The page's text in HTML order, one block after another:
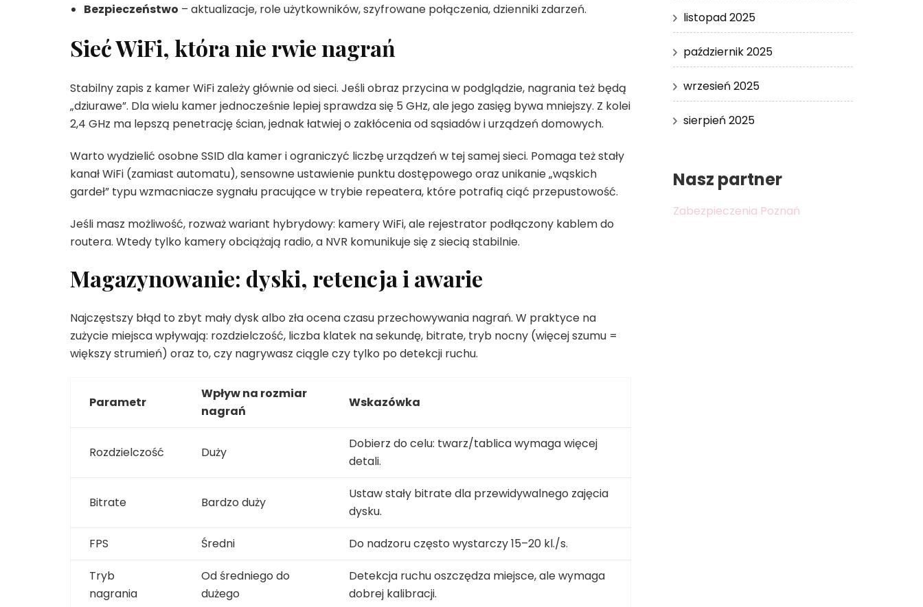
Bezpieczeństwo – aktualizacje, role użytkowników, szyfrowane połączenia, dzienniki zdarzeń.
Sieć WiFi, która nie rwie nagrań
Stabilny zapis z kamer WiFi zależy głównie od sieci. Jeśli obraz przycina w podglądzie, nagrania też będą
„dziurawe”. Dla wielu kamer jednocześnie lepiej sprawdza się 5 GHz, ale jego zasięg bywa mniejszy. Z kolei
2,4 GHz ma lepszą penetrację ścian, jednak łatwiej o zakłócenia od sąsiadów i urządzeń domowych.
Warto wydzielić osobne SSID dla kamer i ograniczyć liczbę urządzeń w tej samej sieci. Pomaga też stały
kanał WiFi (zamiast automatu), sensowne ustawienie punktu dostępowego oraz unikanie „wąskich
gardeł” typu wzmacniacze sygnału pracujące w trybie repeatera, które potrafią ciąć przepustowość.
Jeśli masz możliwość, rozważ wariant hybrydowy: kamery WiFi, ale rejestrator podłączony kablem do
routera. Wtedy tylko kamery obciążają radio, a NVR komunikuje się z siecią stabilnie.
Magazynowanie: dyski, retencja i awarie
Najczęstszy błąd to zbyt mały dysk albo zła ocena czasu przechowywania nagrań. W praktyce na
zużycie miejsca wpływają: rozdzielczość, liczba klatek na sekundę, bitrate, tryb nocny (więcej szumu =
większy strumień) oraz to, czy nagrywasz ciągle czy tylko po detekcji ruchu.
Parametr
Wpływ na rozmiar
nagrań
Wskazówka
Rozdzielczość Duży
Dobierz do celu: twarz/tablica wymaga więcej
detali.
Bitrate Bardzo duży
Ustaw stały bitrate dla przewidywalnego zajęcia
dysku.
FPS Średni Do nadzoru często wystarczy 15–20 kl./s.
Tryb
nagrania
Od średniego do
dużego
Detekcja ruchu oszczędza miejsce, ale wymaga
dobrej kalibracji.
listopad 2025
październik 2025
wrzesień 2025
sierpień 2025
Nasz partner
Zabezpieczenia Poznań